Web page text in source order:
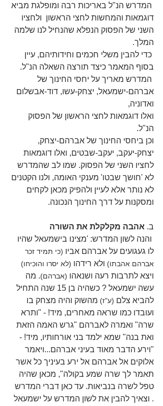
המדרש הנ"ל באריכות רבה ומופלגת מביא
דוגמאות והמחשות לחצי הראשון  ולחציו
השני של הפסוק הנפלא שהנחיל לנו שלמה
המלך.
כדי להבין משלי חכמים וחידותיהם, עיין
בסוף המאמר כיצד תורצה השאלה הנ"ל.
המדרש מאריך על יחסי החינוך של
אברהם-ישמעאל, יצחק-עשו, דוד-אבשלום
ואדוניה,
ואלו דוגמאות לחצי הראשון של הפסוק
הנ"ל.
וכן ביחסי החינוך של אברהם-יצחק,
יצחק-יעקב, יעקב-שבטים, ואלו דוגמאות
לחציו השני של הפסוק. שמו לב שהמדרש
לא 'חושך שבטו' מענקי האומה, ולנו הקטנים
לא נותר אלא לעיין ולהפיק מכאן לקחים
ומסקנות על דרך החינוך הנכונה.
ב. אהבה מקלקלת את השורה
והנה לשון המדרש: 'מצינו בישמעאל שהיו
לו געגועים על אברהם אביו (כי תמיד זכר
אברהם אהבתו) ולא רידהו (לא יסרו והוכיחו)
ויצא לתרבות רעה ושנאהו (אברהם). מה
עשה ישמעאל ? כשהיה בן 15 שנה התחיל
להביא צלם (ע"ז) מהשוק והיה מצחק בו
ועובדו כמו שראה מאחרים, מיד! - "ותרא
שרה" ואמרה לאברהם "גרש האמה הזאת
ואת בנה" שמא ילמד בני אורחותיו, מיד! -
"וירע הדבר מאוד בעיני אברהם...ויאמר
אלוקים אל אברהם אל ירע בעיניך כל אשר
תאמר לך שרה שמע בקולה", מכאן שהיה
טפל לשרה בנביאות. עד כאן דברי המדרש
. וצאיך להבין את לשון המדרש על ישמעאל